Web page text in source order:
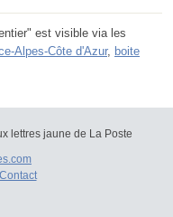
est visible via les
Alpes-Côte d'Azur, boite
lettres jaune de La Poste
Contact